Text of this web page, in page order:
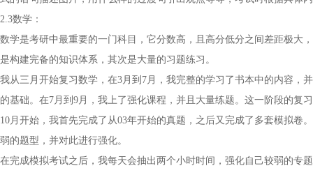
2.3数学：
数学是考研中最重要的一门科目，它分数高，且高分低分之间差距极大
是构建完备的知识体系，其次是大量的习题练习。
我从三月开始复习数学，在3月到7月，我完整的学习了书本中的内容，
的基础。在7月到9月，我上了强化课程，并且大量练题。这一阶段的复
10月开始，我首先完成了从03年开始的真题，之后又完成了多套模拟
弱的题型，并对此进行强化。
在完成模拟考试之后，我每天会抽出两个小时时间，强化自己较弱的专